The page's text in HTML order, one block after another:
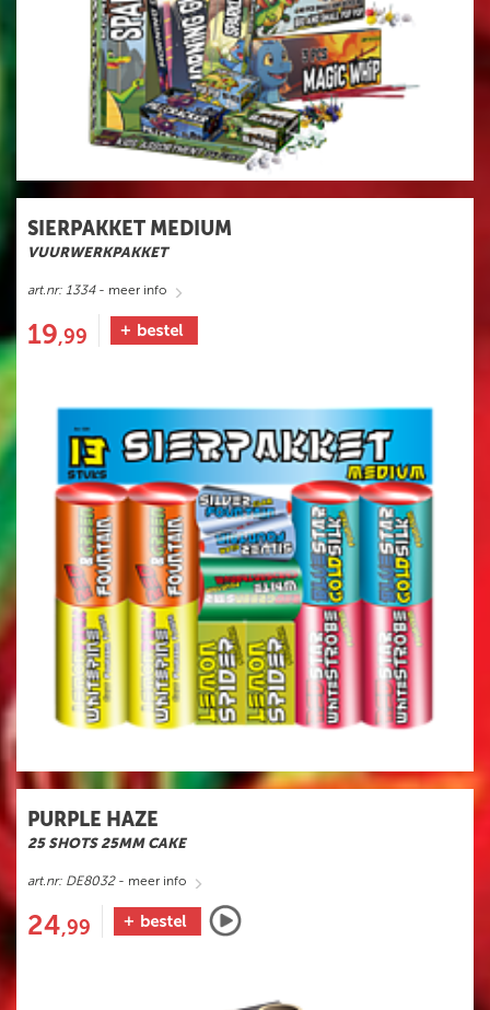
SIERPAKKET MEDIUM
VUURWERKPAKKET
art.nr: 1334- meer info
19,99
PURPLE HAZE
25 SHOTS 25MM CAKE
art.nr: DE8032- meer info
24,99